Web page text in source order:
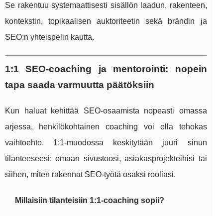
Se rakentuu systemaattisesti sisällön laadun, rakenteen,
kontekstin, topikaalisen auktoriteetin sekä brändin ja
SEO:n yhteispelin kautta.
1:1 SEO-coaching ja mentorointi: nopein
tapa saada varmuutta päätöksiin
Kun haluat kehittää SEO-osaamista nopeasti omassa
arjessa, henkilökohtainen coaching voi olla tehokas
vaihtoehto. 1:1-muodossa keskitytään juuri sinun
tilanteeseesi: omaan sivustoosi, asiakasprojekteihisi tai
siihen, miten rakennat SEO-työtä osaksi rooliasi.
Millaisiin tilanteisiin 1:1-coaching sopii?